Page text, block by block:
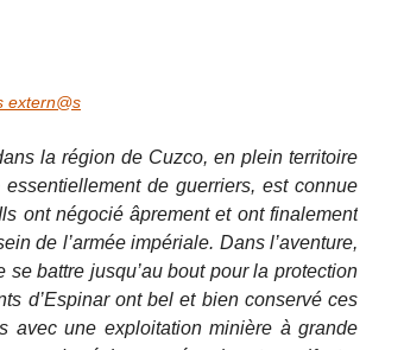
extern@s
la région de Cuzco, en plein territoire
de guerriers, est connue
ont négocié âprement et ont finalement
de l’armée impériale. Dans l’aventure,
se battre jusqu’au bout pour la protection
d’Espinar ont bel et bien conservé ces
avec une exploitation minière à grande